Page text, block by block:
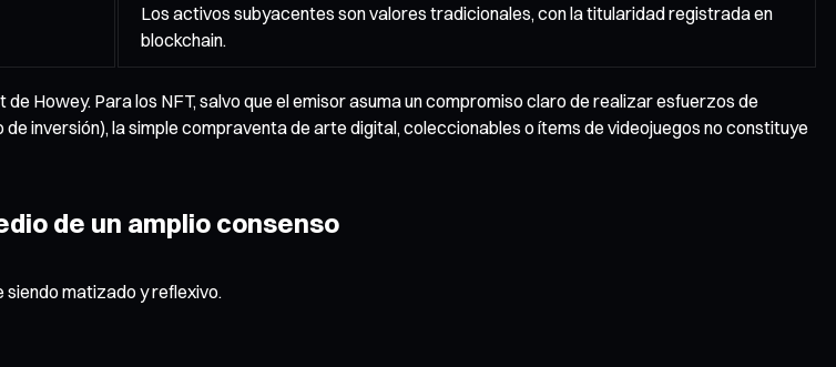
Los activos subyacentes son valores tradicionales, con la titularidad registrada en
blockchain.
Howey. Para los NFT, salvo que el emisor asuma un compromiso claro de realizar esfuerzos de
inversión), la simple compraventa de arte digital, coleccionables o ítems de videojuegos no constituye
de un amplio consenso
siendo matizado y reflexivo.